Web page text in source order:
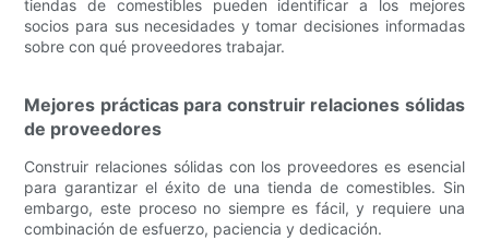
tiendas de comestibles pueden identificar a los mejores
socios para sus necesidades y tomar decisiones informadas
sobre con qué proveedores trabajar.
Mejores prácticas para construir relaciones sólidas
de proveedores
Construir relaciones sólidas con los proveedores es esencial
para garantizar el éxito de una tienda de comestibles. Sin
embargo, este proceso no siempre es fácil, y requiere una
combinación de esfuerzo, paciencia y dedicación.